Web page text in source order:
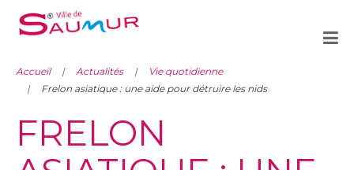
Accueil Actualités
Vie quotidienne
Frelon asiatique : une aide pour détruire les nids
FRELON